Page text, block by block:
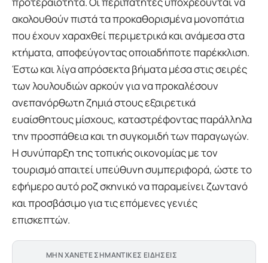
ακολουθούν πιστά τα προκαθορισμένα μονοπάτια
που έχουν χαραχθεί περιμετρικά και ανάμεσα στα
κτήματα, αποφεύγοντας οποιαδήποτε παρέκκλιση.
Έστω και λίγα απρόσεκτα βήματα μέσα στις σειρές
των λουλουδιών αρκούν για να προκαλέσουν
ανεπανόρθωτη ζημιά στους εξαιρετικά
ευαίσθητους μίσχους, καταστρέφοντας παράλληλα
την προσπάθεια και τη συγκομιδή των παραγωγών.
Η συνύπαρξη της τοπικής οικονομίας με τον
τουρισμό απαιτεί υπεύθυνη συμπεριφορά, ώστε το
εφήμερο αυτό ροζ σκηνικό να παραμείνει ζωντανό
και προσβάσιμο για τις επόμενες γενιές
επισκεπτών.
ΜΗΝ ΧΑΝΕΤΕ ΣΗΜΑΝΤΙΚΕΣ ΕΙΔΗΣΕΙΣ